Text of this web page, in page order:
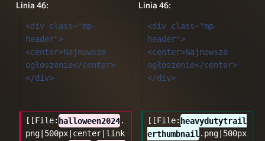
Linia 46: Linia 46:
<div class="mp-
header">
<center>Najnowsze
ogłoszenie</center>
</div>
<div class="mp-
header">
<center>Najnowsze
ogłoszenie</center>
</div>
[[File: halloween2024.
png|500px|center|link
[[File: heavydutytrail
erthumbnail .png|500px